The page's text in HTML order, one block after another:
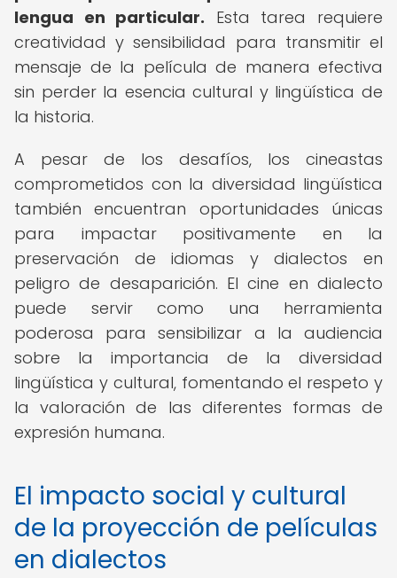
lengua en particular. Esta tarea requiere
creatividad y sensibilidad para transmitir el
mensaje de la película de manera efectiva
sin perder la esencia cultural y lingüística de
la historia.
A pesar de los desafíos, los cineastas
comprometidos con la diversidad lingüística
también encuentran oportunidades únicas
para impactar positivamente en la
preservación de idiomas y dialectos en
peligro de desaparición. El cine en dialecto
puede servir como una herramienta
poderosa para sensibilizar a la audiencia
sobre la importancia de la diversidad
lingüística y cultural, fomentando el respeto y
la valoración de las diferentes formas de
expresión humana.
El impacto social y cultural
de la proyección de películas
en dialectos